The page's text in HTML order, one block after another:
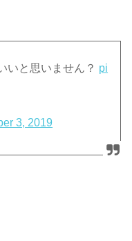
いと思いません？ pi
3, 2019